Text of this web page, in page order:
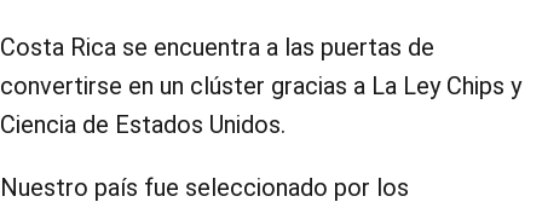
Costa Rica se encuentra a las puertas de
convertirse en un clúster gracias a La Ley Chips y
Ciencia de Estados Unidos.
Nuestro país fue seleccionado por los